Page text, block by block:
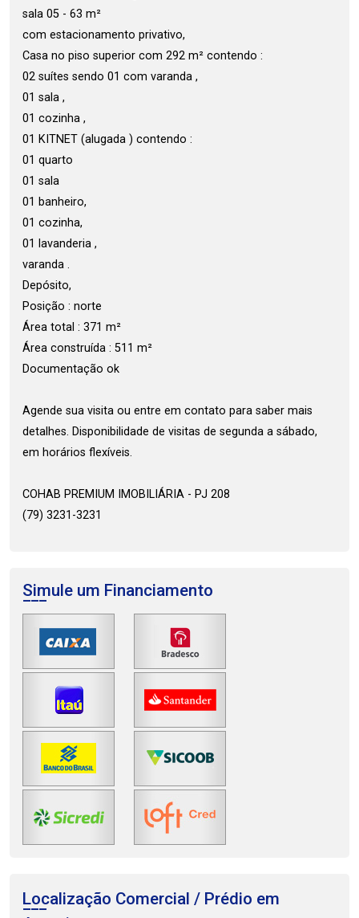
sala 05 - 63 m²
com estacionamento privativo,
Casa no piso superior com 292 m² contendo :
02 suítes sendo 01 com varanda ,
01 sala ,
01 cozinha ,
01 KITNET (alugada ) contendo :
01 quarto
01 sala
01 banheiro,
01 cozinha,
01 lavanderia ,
varanda .
Depósito,
Posição : norte
Área total : 371 m²
Área construída : 511 m²
Documentação ok
Agende sua visita ou entre em contato para saber mais
detalhes. Disponibilidade de visitas de segunda a sábado,
em horários flexíveis.
COHAB PREMIUM IMOBILIÁRIA - PJ 208
(79) 3231-3231
Simule um Financiamento
Localização Comercial / Prédio em